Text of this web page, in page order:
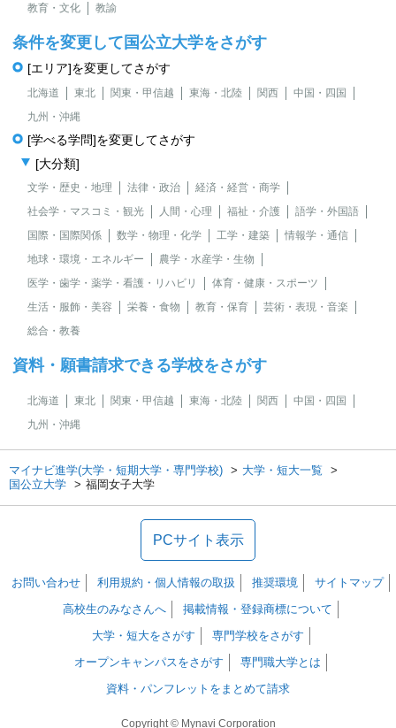
教育・文化
教諭
条件を変更して国公立大学をさがす
[エリア]を変更してさがす
北海道 東北 関東・甲信越 東海・北陸 関西
中国・四国
九州・沖縄
[学べる学問]を変更してさがす
[大分類]
文学・歴史・地理 法律・政治
経済・経営・商学
社会学・マスコミ・観光
人間・心理 福祉・介護
語学・外国語
国際・国際関係
数学・物理・化学 工学・建築
情報学・通信
地球・環境・エネルギー
農学・水産学・生物
医学・歯学・薬学・看護・リハビリ
体育・健康・スポーツ
生活・服飾・美容
栄養・食物 教育・保育
芸術・表現・音楽
総合・教養
資料・願書請求できる学校をさがす
北海道 東北 関東・甲信越 東海・北陸 関西
中国・四国
九州・沖縄
マイナビ進学(大学・短期大学・専門学校)
大学・短大一覧
国公立大学
福岡女子大学
PCサイト表示
お問い合わせ 利用規約・個人情報の取扱 推奨環境
サイトマップ
高校生のみなさんへ
掲載情報・登録商標について
大学・短大をさがす
専門学校をさがす
オープンキャンパスをさがす
専門職大学とは
資料・パンフレットをまとめて請求
Copyright © Mynavi Corporation